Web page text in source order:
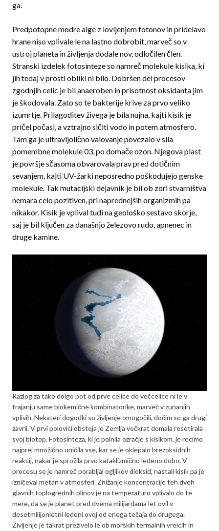
ga.
Predpotopne modre alge z lovljenjem fotonov in pridelavo
hrane niso vplivale le na lastno dobrobit, marveč so v
ustroj pla­neta in življenja dodale nov, odločilen člen.
Stranski izdelek fotosinteze so namreč molekule kisika, ki
jih tedaj v prosti obliki ni bilo. Dobršen del procesov
zgodnjih celic je bil anaeroben in prisotnost oksidanta jim
je škodovala. Zato so te bakterije krive za prvo veliko
izumrtje. Prilagoditev živega je bila nujna, kajti kisik je
pričel počasi, a vztrajno sičiti vodo in potem atmosfero.
Tam ga je ultravijolično valovanje povezalo v sila
pomembne molekule 03, po domače ozon. Njegova plast
je površje sčasoma obvarovala prav pred dotičnim
sevanjem, kajti UV-žarki neposredno poš­ko­du­jejo genske
molekule. Tak mutacijski dejavnik je bil ob zori stvarništva
nemara celo pozitiven, pri naprednejših organizmih pa
nikakor. Kisik je vplival tudi na geološko sestavo skorje,
saj je bil ključen za današnjo železovo rudo, apnenec in
druge kamine.
Razlog za tako dolgo pot od prve celice do večcelice ni le v
trajanju same biokemične kombinatorike, marveč v zunanjih
vplivih. Nekateri dogodki so življenje omogočili, dočim so ga drugi
zavrli. V prvi polovici obstoja je Zemlja večkrat domala resetirala
svoj biotop. Fotosinteza, ki je polnila ozračje s kisikom, je recimo
najprej množično uničila vse, kar se je oklepalo brezoksidnih
reakcij, nakar je sprožila prvo kataklizmično ledeno dobo. V
procesu se je namreč porabljal ogljikov dioksid, nastali kisik pa je
izničeval metan v atmosferi. Znižanje koncentracije teh dveh
glavnih toplogrednih plinov je na temperaturo vplivalo do te
mere, da se je planet pred dvema milijardama let ovil v
desetmilijonletni ledeni ovoj od enega tečaja do drugega.
Življenje je takrat preživelo le ob morskih termalnih vrelcih in